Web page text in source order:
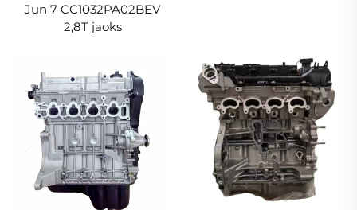
Jun 7 CC1032PA02BEV
2,8T jaoks